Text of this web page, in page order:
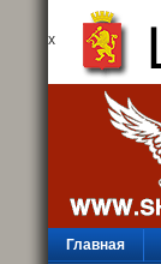
х
Главная